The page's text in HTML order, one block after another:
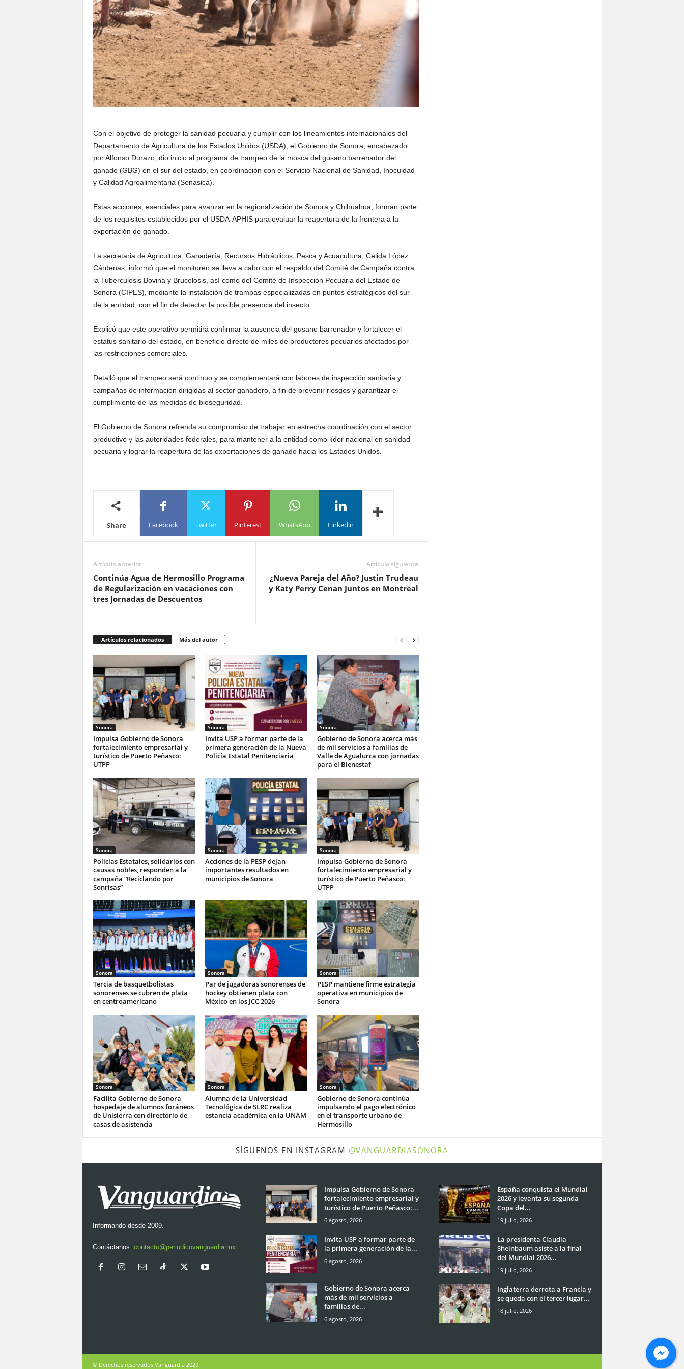
Con el objetivo de proteger la sanidad pecuaria y cumplir con los lineamientos internacionales del
Departamento de Agricultura de los Estados Unidos (USDA), el Gobierno de Sonora, encabezado
por Alfonso Durazo, dio inicio al programa de trampeo de la mosca del gusano barrenador del
ganado (GBG) en el sur del estado, en coordinación con el Servicio Nacional de Sanidad, Inocuidad
y Calidad Agroalimentaria (Senasica).
Estas acciones, esenciales para avanzar en la regionalización de Sonora y Chihuahua, forman parte
de los requisitos establecidos por el USDA-APHIS para evaluar la reapertura de la frontera a la
exportación de ganado.
La secretaria de Agricultura, Ganadería, Recursos Hidráulicos, Pesca y Acuacultura, Celida López
Cárdenas, informó que el monitoreo se lleva a cabo con el respaldo del Comité de Campaña contra
la Tuberculosis Bovina y Brucelosis, así como del Comité de Inspección Pecuaria del Estado de
Sonora (CIPES), mediante la instalación de trampas especializadas en puntos estratégicos del sur
de la entidad, con el fin de detectar la posible presencia del insecto.
Explicó que este operativo permitirá confirmar la ausencia del gusano barrenador y fortalecer el
estatus sanitario del estado, en beneficio directo de miles de productores pecuarios afectados por
las restricciones comerciales.
Detalló que el trampeo será continuo y se complementará con labores de inspección sanitaria y
campañas de información dirigidas al sector ganadero, a fin de prevenir riesgos y garantizar el
cumplimiento de las medidas de bioseguridad.
El Gobierno de Sonora refrenda su compromiso de trabajar en estrecha coordinación con el sector
productivo y las autoridades federales, para mantener a la entidad como líder nacional en sanidad
pecuaria y lograr la reapertura de las exportaciones de ganado hacia los Estados Unidos.
Share Facebook Twitter Pinterest WhatsApp Linkedin
Artículo anterior
Continúa Agua de Hermosillo Programa
de Regularización en vacaciones con
tres Jornadas de Descuentos
Artículo siguiente
¿Nueva Pareja del Año? Justin Trudeau
y Katy Perry Cenan Juntos en Montreal
Artículos relacionados Más del autor
Sonora
Impulsa Gobierno de Sonora
fortalecimiento empresarial y
turístico de Puerto Peñasco:
UTPP
Sonora
Invita USP a formar parte de la
primera generación de la Nueva
Policía Estatal Penitenciaria
Sonora
Gobierno de Sonora acerca más
de mil servicios a familias de
Valle de Agualurca con jornadas
para el Bienestaf
Sonora
Policías Estatales, solidarios con
causas nobles, responden a la
campaña “Reciclando por
Sonrisas”
Sonora
Acciones de la PESP dejan
importantes resultados en
municipios de Sonora
Sonora
Impulsa Gobierno de Sonora
fortalecimiento empresarial y
turístico de Puerto Peñasco:
UTPP
Sonora
Tercia de basquetbolistas
sonorenses se cubren de plata
en centroamericano
Sonora
Par de jugadoras sonorenses de
hockey obtienen plata con
México en los JCC 2026
Sonora
PESP mantiene firme estrategia
operativa en municipios de
Sonora
Sonora
Facilita Gobierno de Sonora
hospedaje de alumnos foráneos
de Unisierra con directorio de
casas de asistencia
Sonora
Alumna de la Universidad
Tecnológica de SLRC realiza
estancia académica en la UNAM
Sonora
Gobierno de Sonora continúa
impulsando el pago electrónico
en el transporte urbano de
Hermosillo
SÍGUENOS EN INSTAGRAM @VANGUARDIASONORA
Informando desde 2009.
Contáctanos: contacto@periodicovanguardia.mx
Impulsa Gobierno de Sonora
fortalecimiento empresarial y
turístico de Puerto Peñasco:...
6 agosto, 2026
Invita USP a formar parte de
la primera generación de la...
6 agosto, 2026
Gobierno de Sonora acerca
más de mil servicios a
familias de...
6 agosto, 2026
España conquista el Mundial
2026 y levanta su segunda
Copa del...
19 julio, 2026
La presidenta Claudia
Sheinbaum asiste a la final
del Mundial 2026...
19 julio, 2026
Inglaterra derrota a Francia y
se queda con el tercer lugar...
18 julio, 2026
© Derechos reservados Vanguardia 2020.